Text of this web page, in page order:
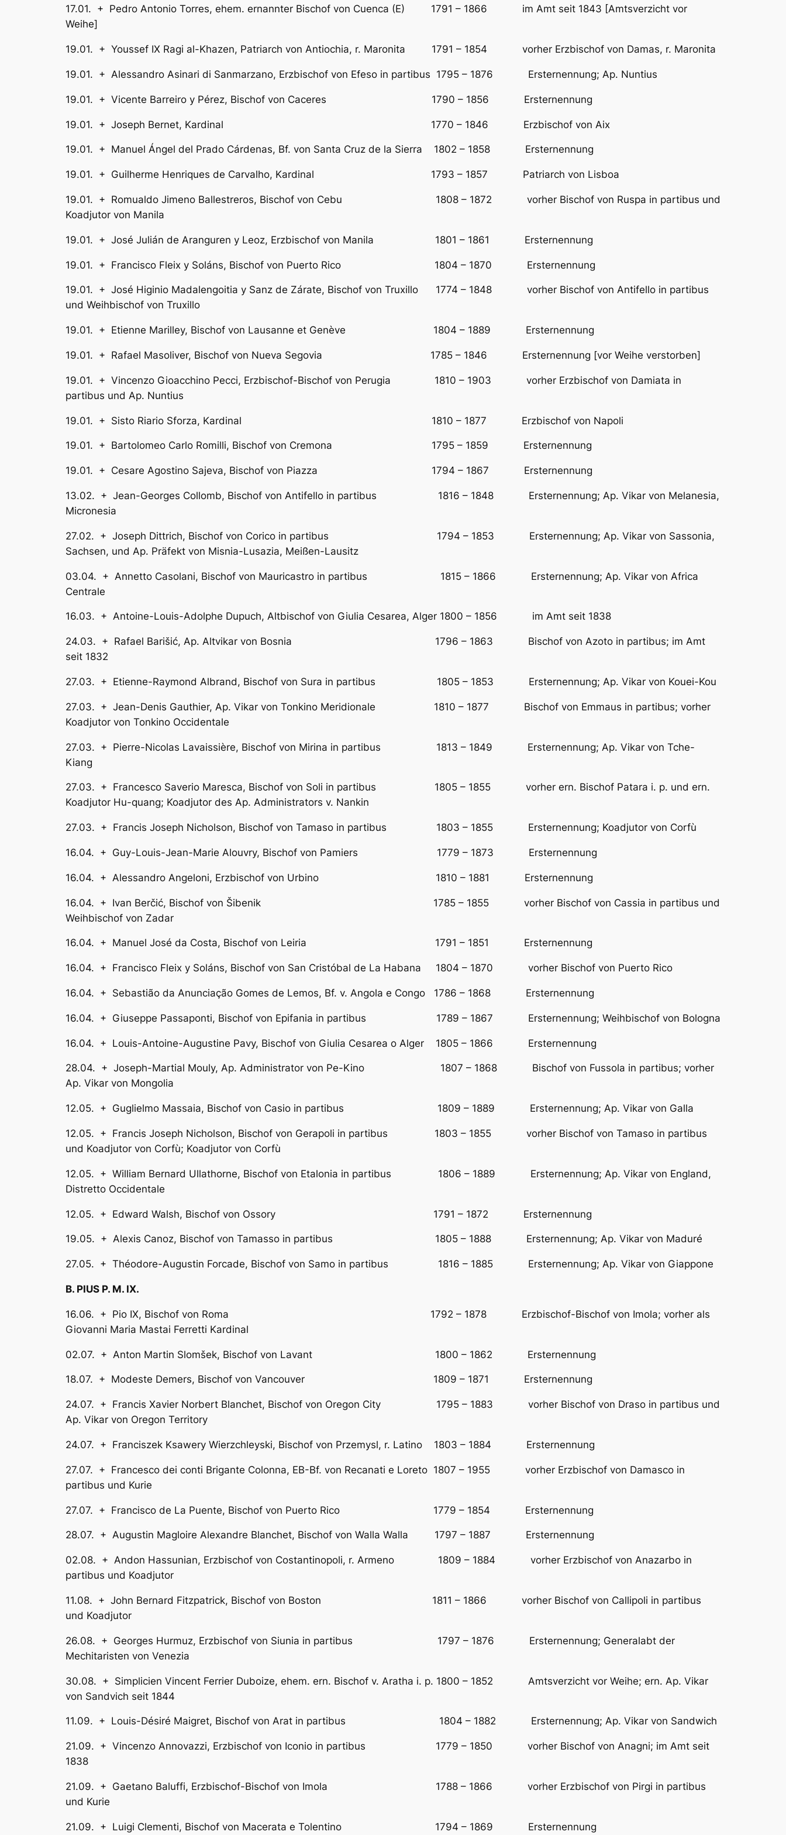
17.01. + Pedro Antonio Torres, ehem. ernannter Bischof von Cuenca (E) 1791 – 1866 im Amt seit 1843 [Amtsverzicht vor
Weihe]
19.01. + Youssef IX Ragi al-Khazen, Patriarch von Antiochia, r. Maronita 1791 – 1854 vorher Erzbischof von Damas, r. Maronita
19.01. + Alessandro Asinari di Sanmarzano, Erzbischof von Efeso in partibus 1795 – 1876 Ersternennung; Ap. Nuntius
19.01. + Vicente Barreiro y Pérez, Bischof von Caceres 1790 – 1856 Ersternennung
19.01. + Joseph Bernet, Kardinal 1770 – 1846 Erzbischof von Aix
19.01. + Manuel Ángel del Prado Cárdenas, Bf. von Santa Cruz de la Sierra 1802 – 1858 Ersternennung
19.01. + Guilherme Henriques de Carvalho, Kardinal 1793 – 1857 Patriarch von Lisboa
19.01. + Romualdo Jimeno Ballestreros, Bischof von Cebu 1808 – 1872 vorher Bischof von Ruspa in partibus und
Koadjutor von Manila
19.01. + José Julián de Aranguren y Leoz, Erzbischof von Manila 1801 – 1861 Ersternennung
19.01. + Francisco Fleix y Soláns, Bischof von Puerto Rico 1804 – 1870 Ersternennung
19.01. + José Higinio Madalengoitia y Sanz de Zárate, Bischof von Truxillo 1774 – 1848 vorher Bischof von Antifello in partibus
und Weihbischof von Truxillo
19.01. + Etienne Marilley, Bischof von Lausanne et Genève 1804 – 1889 Ersternennung
19.01. + Rafael Masoliver, Bischof von Nueva Segovia 1785 – 1846 Ersternennung [vor Weihe verstorben]
19.01. + Vincenzo Gioacchino Pecci, Erzbischof-Bischof von Perugia 1810 – 1903 vorher Erzbischof von Damiata in
partibus und Ap. Nuntius
19.01. + Sisto Riario Sforza, Kardinal 1810 – 1877 Erzbischof von Napoli
19.01. + Bartolomeo Carlo Romilli, Bischof von Cremona 1795 – 1859 Ersternennung
19.01. + Cesare Agostino Sajeva, Bischof von Piazza 1794 – 1867 Ersternennung
13.02. + Jean-Georges Collomb, Bischof von Antifello in partibus 1816 – 1848 Ersternennung; Ap. Vikar von Melanesia,
Micronesia
27.02. + Joseph Dittrich, Bischof von Corico in partibus 1794 – 1853 Ersternennung; Ap. Vikar von Sassonia,
Sachsen, und Ap. Präfekt von Misnia-Lusazia, Meißen-Lausitz
03.04. + Annetto Casolani, Bischof von Mauricastro in partibus 1815 – 1866 Ersternennung; Ap. Vikar von Africa
Centrale
16.03. + Antoine-Louis-Adolphe Dupuch, Altbischof von Giulia Cesarea, Alger 1800 – 1856 im Amt seit 1838
24.03. + Rafael Barišić, Ap. Altvikar von Bosnia 1796 – 1863 Bischof von Azoto in partibus; im Amt
seit 1832
27.03. + Etienne-Raymond Albrand, Bischof von Sura in partibus 1805 – 1853 Ersternennung; Ap. Vikar von Kouei-Kou
27.03. + Jean-Denis Gauthier, Ap. Vikar von Tonkino Meridionale 1810 – 1877 Bischof von Emmaus in partibus; vorher
Koadjutor von Tonkino Occidentale
27.03. + Pierre-Nicolas Lavaissière, Bischof von Mirina in partibus 1813 – 1849 Ersternennung; Ap. Vikar von Tche-
Kiang
27.03. + Francesco Saverio Maresca, Bischof von Soli in partibus 1805 – 1855 vorher ern. Bischof Patara i. p. und ern.
Koadjutor Hu-quang; Koadjutor des Ap. Administrators v. Nankin
27.03. + Francis Joseph Nicholson, Bischof von Tamaso in partibus 1803 – 1855 Ersternennung; Koadjutor von Corfù
16.04. + Guy-Louis-Jean-Marie Alouvry, Bischof von Pamiers 1779 – 1873 Ersternennung
16.04. + Alessandro Angeloni, Erzbischof von Urbino 1810 – 1881 Ersternennung
16.04. + Ivan Berčić, Bischof von Šibenik 1785 – 1855 vorher Bischof von Cassia in partibus und
Weihbischof von Zadar
16.04. + Manuel José da Costa, Bischof von Leiria 1791 – 1851 Ersternennung
16.04. + Francisco Fleix y Soláns, Bischof von San Cristóbal de La Habana 1804 – 1870 vorher Bischof von Puerto Rico
16.04. + Sebastião da Anunciação Gomes de Lemos, Bf. v. Angola e Congo 1786 – 1868 Ersternennung
16.04. + Giuseppe Passaponti, Bischof von Epifania in partibus 1789 – 1867 Ersternennung; Weihbischof von Bologna
16.04. + Louis-Antoine-Augustine Pavy, Bischof von Giulia Cesarea o Alger 1805 – 1866 Ersternennung
28.04. + Joseph-Martial Mouly, Ap. Administrator von Pe-Kino 1807 – 1868 Bischof von Fussola in partibus; vorher
Ap. Vikar von Mongolia
12.05. + Guglielmo Massaia, Bischof von Casio in partibus 1809 – 1889 Ersternennung; Ap. Vikar von Galla
12.05. + Francis Joseph Nicholson, Bischof von Gerapoli in partibus 1803 – 1855 vorher Bischof von Tamaso in partibus
und Koadjutor von Corfù; Koadjutor von Corfù
12.05. + William Bernard Ullathorne, Bischof von Etalonia in partibus 1806 – 1889 Ersternennung; Ap. Vikar von England,
Distretto Occidentale
12.05. + Edward Walsh, Bischof von Ossory 1791 – 1872 Ersternennung
19.05. + Alexis Canoz, Bischof von Tamasso in partibus 1805 – 1888 Ersternennung; Ap. Vikar von Maduré
27.05. + Théodore-Augustin Forcade, Bischof von Samo in partibus 1816 – 1885 Ersternennung; Ap. Vikar von Giappone
B. PIUS P. M. IX.
16.06. + Pio IX, Bischof von Roma 1792 – 1878 Erzbischof-Bischof von Imola; vorher als
Giovanni Maria Mastai Ferretti Kardinal
02.07. + Anton Martin Slomšek, Bischof von Lavant 1800 – 1862 Ersternennung
18.07. + Modeste Demers, Bischof von Vancouver 1809 – 1871 Ersternennung
24.07. + Francis Xavier Norbert Blanchet, Bischof von Oregon City 1795 – 1883 vorher Bischof von Draso in partibus und
Ap. Vikar von Oregon Territory
24.07. + Franciszek Ksawery Wierzchleyski, Bischof von Przemysl, r. Latino 1803 – 1884 Ersternennung
27.07. + Francesco dei conti Brigante Colonna, EB-Bf. von Recanati e Loreto 1807 – 1955 vorher Erzbischof von Damasco in
partibus und Kurie
27.07. + Francisco de La Puente, Bischof von Puerto Rico 1779 – 1854 Ersternennung
28.07. + Augustin Magloire Alexandre Blanchet, Bischof von Walla Walla 1797 – 1887 Ersternennung
02.08. + Andon Hassunian, Erzbischof von Costantinopoli, r. Armeno 1809 – 1884 vorher Erzbischof von Anazarbo in
partibus und Koadjutor
11.08. + John Bernard Fitzpatrick, Bischof von Boston 1811 – 1866 vorher Bischof von Callipoli in partibus
und Koadjutor
26.08. + Georges Hurmuz, Erzbischof von Siunia in partibus 1797 – 1876 Ersternennung; Generalabt der
Mechitaristen von Venezia
30.08. + Simplicien Vincent Ferrier Duboize, ehem. ern. Bischof v. Aratha i. p. 1800 – 1852 Amtsverzicht vor Weihe; ern. Ap. Vikar
von Sandvich seit 1844
11.09. + Louis-Désiré Maigret, Bischof von Arat in partibus 1804 – 1882 Ersternennung; Ap. Vikar von Sandwich
21.09. + Vincenzo Annovazzi, Erzbischof von Iconio in partibus 1779 – 1850 vorher Bischof von Anagni; im Amt seit
1838
21.09. + Gaetano Baluffi, Erzbischof-Bischof von Imola 1788 – 1866 vorher Erzbischof von Pirgi in partibus
und Kurie
21.09. + Luigi Clementi, Bischof von Macerata e Tolentino 1794 – 1869 Ersternennung